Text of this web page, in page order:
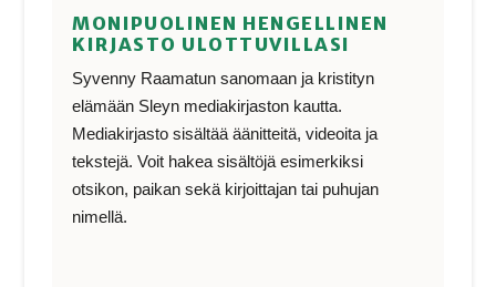
MONIPUOLINEN HENGELLINEN
KIRJASTO ULOTTUVILLASI
Syvenny Raamatun sanomaan ja kristityn
elämään Sleyn mediakirjaston kautta.
Mediakirjasto sisältää äänitteitä, videoita ja
tekstejä. Voit hakea sisältöjä esimerkiksi
otsikon, paikan sekä kirjoittajan tai puhujan
nimellä.